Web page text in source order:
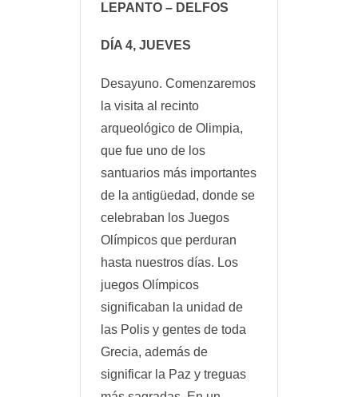
LEPANTO – DELFOS
DÍA 4, JUEVES
Desayuno. Comenzaremos
la visita al recinto
arqueológico de Olimpia,
que fue uno de los
santuarios más importantes
de la antigüedad, donde se
celebraban los Juegos
Olímpicos que perduran
hasta nuestros días. Los
juegos Olímpicos
significaban la unidad de
las Polis y gentes de toda
Grecia, además de
significar la Paz y treguas